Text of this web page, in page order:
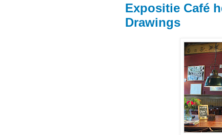
Expositie Café
Drawings